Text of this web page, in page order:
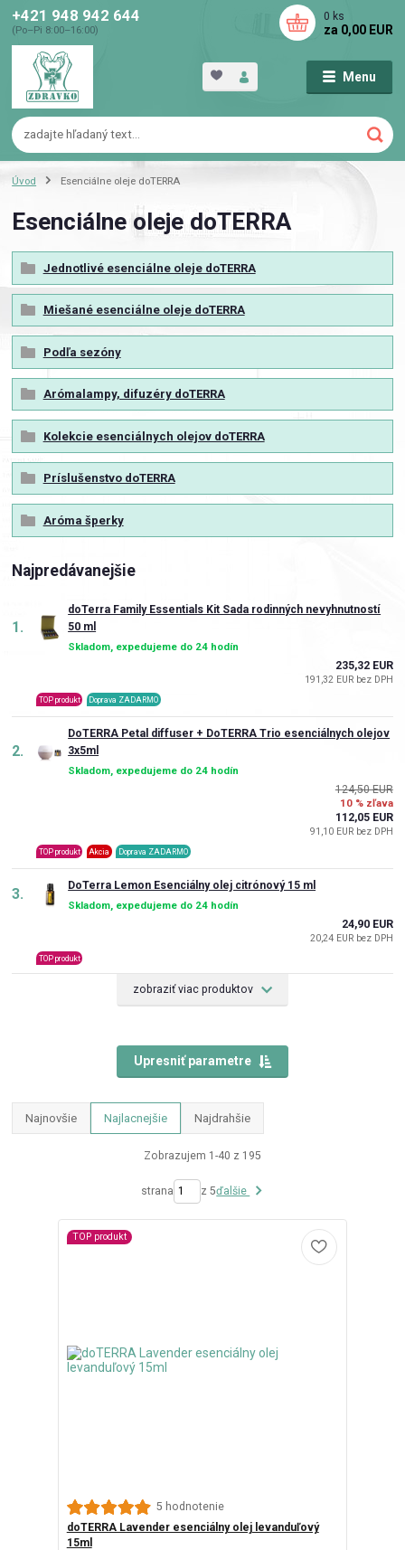
Menu
+421 948 942 644
(Po–Pi 8:00–16:00)
0 ks
za 0,00 EUR
Úvod Esenciálne oleje doTERRA
Esenciálne oleje doTERRA
Jednotlivé esenciálne oleje doTERRA
Miešané esenciálne oleje doTERRA
Podľa sezóny
Arómalampy, difuzéry doTERRA
Kolekcie esenciálnych olejov doTERRA
Príslušenstvo doTERRA
Aróma šperky
Najpredávanejšie
1.
doTerra Family Essentials Kit Sada rodinných nevyhnutností
50 ml
Skladom, expedujeme do 24 hodín
TOP produkt Doprava ZADARMO
235,32 EUR
191,32 EUR bez DPH
2.
DoTERRA Petal diffuser + DoTERRA Trio esenciálnych olejov
3x5ml
Skladom, expedujeme do 24 hodín
TOP produkt Akcia Doprava ZADARMO
124,50 EUR
10 % zľava
112,05 EUR
91,10 EUR bez DPH
3.
DoTerra Lemon Esenciálny olej citrónový 15 ml
Skladom, expedujeme do 24 hodín
TOP produkt
24,90 EUR
20,24 EUR bez DPH
zobraziť viac produktov
Upresniť parametre
Najnovšie Najlacnejšie Najdrahšie
Zobrazujem 1-40 z 195
strana z 5ďalšie
TOP produkt
5 hodnotenie
doTERRA Lavender esenciálny olej levanduľový
15ml